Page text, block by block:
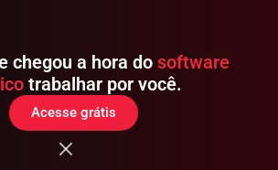
chegou a hora do software
trabalhar por você.
Acesse grátis